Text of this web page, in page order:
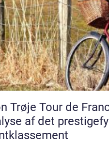
Trøje Tour de
af det